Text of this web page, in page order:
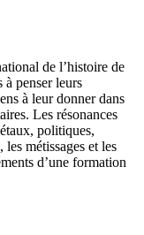
de l’histoire de
à penser leurs
à leur donner dans
Les résonances
politiques,
métissages et les
d’une formation